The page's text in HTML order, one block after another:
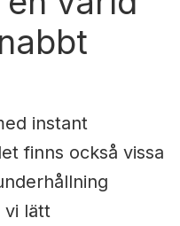
instant
finns också vissa
vi lätt